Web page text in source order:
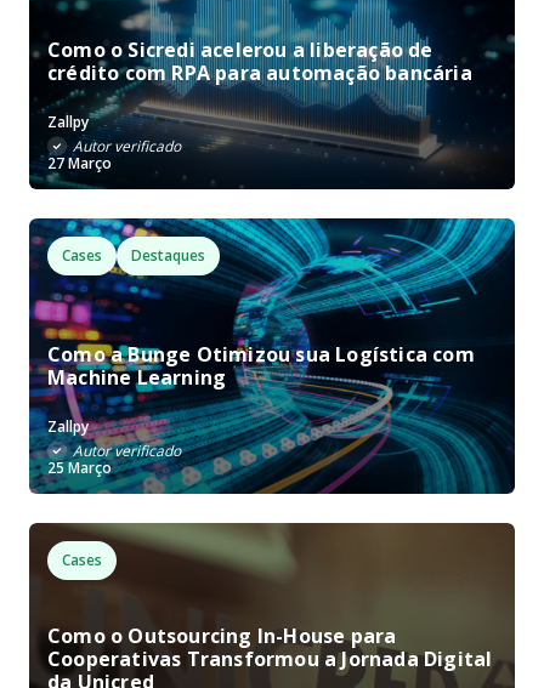
Como o Sicredi acelerou a liberação de
crédito com RPA para automação bancária
Zallpy
Autor verificado
27 Março
Cases Destaques
Como a Bunge Otimizou sua Logística com
Machine Learning
Zallpy
Autor verificado
25 Março
Cases
Como o Outsourcing In-House para
Cooperativas Transformou a Jornada Digital
da Unicred